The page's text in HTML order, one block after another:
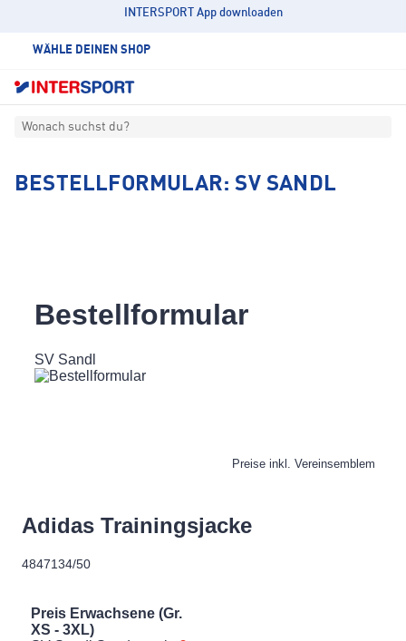
INTERSPORT App downloaden
WÄHLE DEINEN SHOP
Wonach suchst du?
BESTELLFORMULAR: SV SANDL